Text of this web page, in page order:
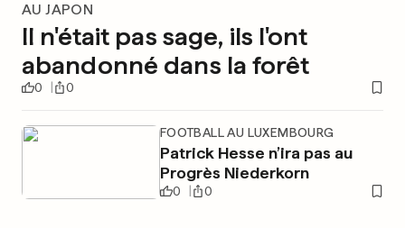
AU JAPON
Il n'était pas sage, ils l'ont
abandonné dans la forêt
0 0
FOOTBALL AU LUXEMBOURG
Patrick Hesse n’ira pas au
Progrès Niederkorn
0 0